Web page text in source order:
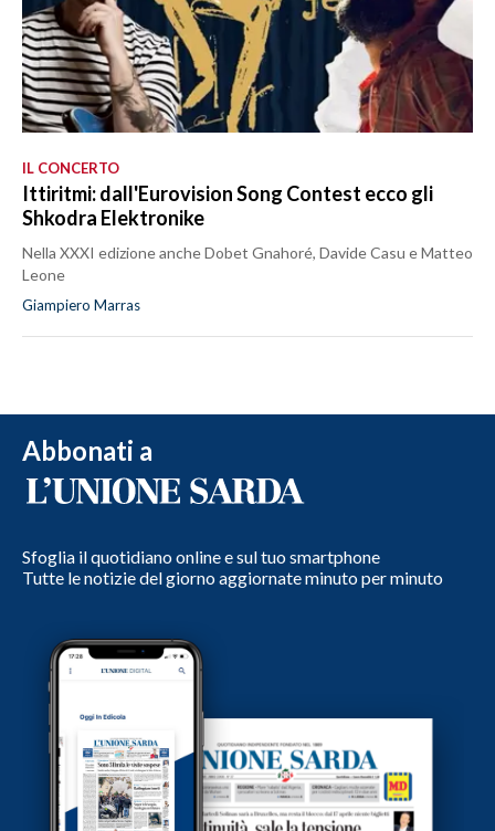
IL CONCERTO
Ittiritmi: dall'Eurovision Song Contest ecco gli
Shkodra Elektronike
Nella XXXI edizione anche Dobet Gnahoré, Davide Casu e Matteo
Leone
Giampiero Marras
Abbonati a
Sfoglia il quotidiano online e sul tuo smartphone
Tutte le notizie del giorno aggiornate minuto per minuto